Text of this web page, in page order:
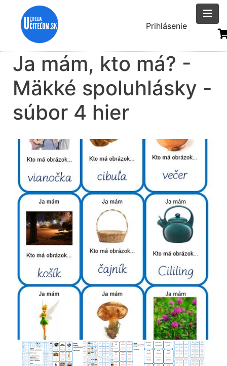
Menu
účtu
Prihlásenie
Ja mám, kto má? -
Mäkké spoluhlásky -
súbor 4 hier